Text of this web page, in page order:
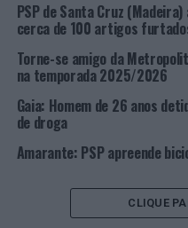
proceder em
detetada.
Foto: DR.
TÓPICOS RELACIONADOS:
Valença: Onde o Amor
NÃO PERCA
PSP de Santa Cruz (Madeira)
cerca de 100 artigos
Torne-se amigo da
na temporada 2025/2026
Gaia: Homem de 26 anos
de droga
Amarante: PSP apreende
CLIQUE